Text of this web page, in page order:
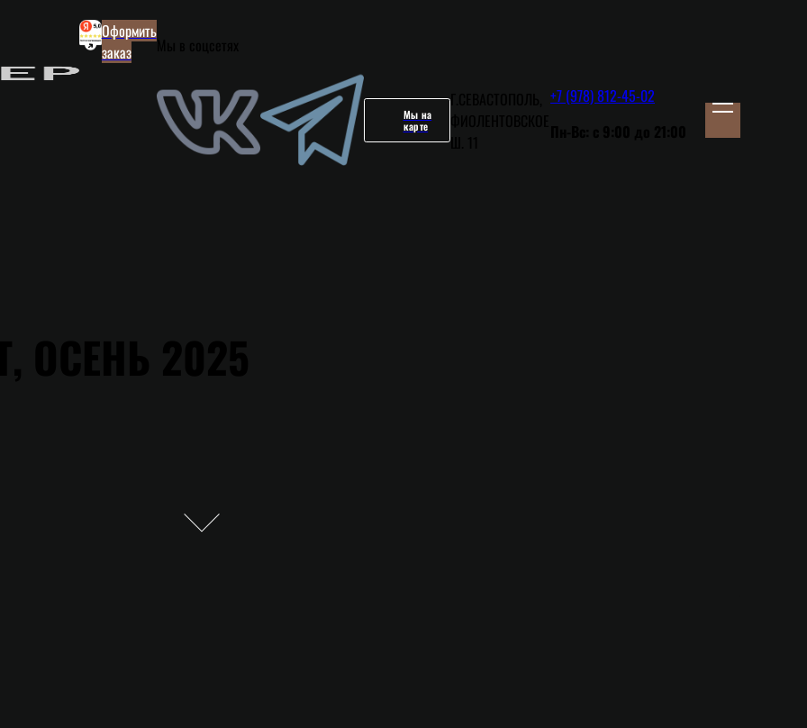
Оформить
заказ
Мы в соцсетях
Мы на
карте
Г.СЕВАСТОПОЛЬ,
Ш. 11
+7 (978) 812-45-02
ОСЕНЬ 2025